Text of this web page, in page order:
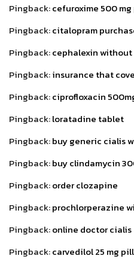
Pingback:cefuroxime 500
Pingback:citalopram
Pingback:cephalexin
Pingback:insurance that
Pingback:ciprofloxacin
Pingback:loratadine tablet
Pingback:buy generic cialis
Pingback:buy clindamycin
Pingback:order clozapine
Pingback:prochlorperazine
Pingback:online doctor cialis
Pingback:carvedilol 25 mg